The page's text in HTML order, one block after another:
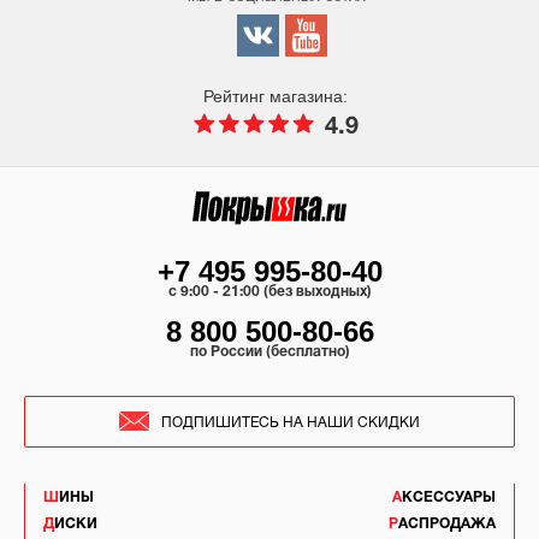
Рейтинг магазина:
4.9
ШИНЫ
ДИСКИ
АКСЕССУАРЫ
РАСПРОДАЖА
+7 495 995-80-40
c 9:00 - 21:00 (без выходных)
8 800 500-80-66
по России (бесплатно)
ПОДПИШИТЕСЬ НА НАШИ СКИДКИ